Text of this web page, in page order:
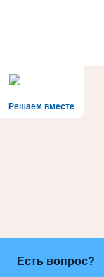
Решаем вместе
Есть вопрос?